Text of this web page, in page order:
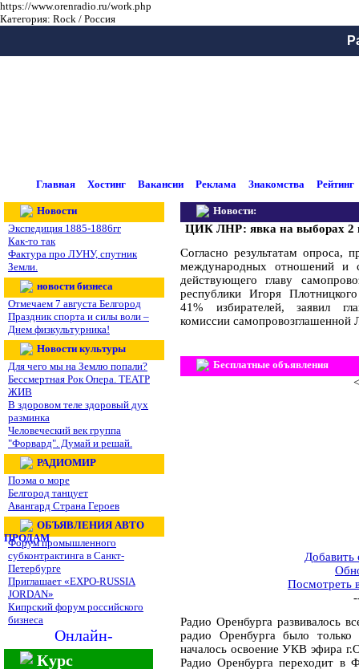
https://www.orenradio.ru/work.php
Категория: Rock / Россия
Главная Хостинг Вакансии Реклама Знакомства Рейтинг
Новости
Экспедиция 1885-1886гг
Как-то так
Фактура про ЛУНУ, спутник
Земли.
новости бизнеса
Отмечаем 7 августа Белгород
Праздник спорта и силы воли –
Днем физкультурника!
Новости культуры
Для чего мы на Землю попали?
Бессмертная Рок Опера. ТЕАТР
ЖИВ
В здоровом теле здоровый дух
разминка
Человеческий век группа
"Форвард". Думай и решай.
РАДИОМИР
Поэма о море
Белгород танцует
Авангард Страна Героев
ОБЪЯВЛЕНИЯ АВТО
ПРОДАМ
Форум промышленного
субконтрактинга в Санкт-
Петербурге
Приглашает «EXPO-RUSSIA
JORDAN»
Кипрский форум российского
бизнеса
Онлайн-
Курс
Новости:
ЦИК ЛНР: явка на выборах 2
Согласно результатам опроса,
международных отношений и
действующего главу
республики Игоря
41% избирателей, заявил
комиссии самопровозглашенной
Бесплатные объявления
Посмотреть
Радио Оренбурга развивалось
радио Оренбурга было
началось освоение УКВ эфира
Радио Оренбурга переходит